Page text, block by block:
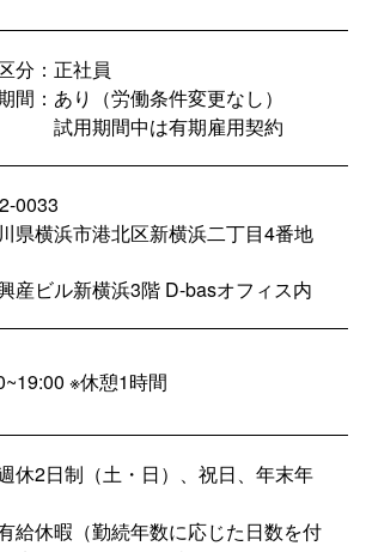
分： 正社員
間： あり（労働条件変更なし）
試用期間中は有期雇用契約
0033
県横浜市港北区新横浜二丁目4番地
産ビル新横浜3階 D-basオフィス内
※休憩1時間
休2日制（土・日）、祝日、年末年
給休暇（勤続年数に応じた日数を付